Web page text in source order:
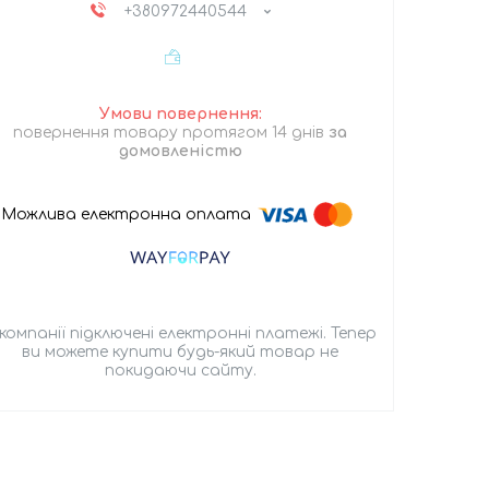
+380972440544
повернення товару протягом 14 днів за
домовленістю
підключені електронні платежі. Тепер
ви можете купити будь-який товар не
покидаючи сайту.